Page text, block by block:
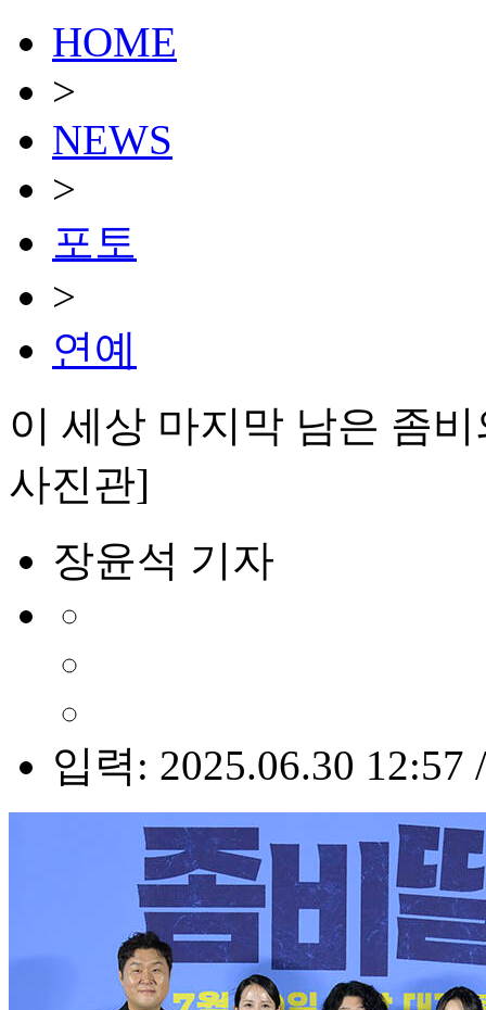
HOME
>
NEWS
>
포토
>
연예
이 세상 마지막 남은 좀
사진관]
장윤석 기자
입력: 2025.06.30 12:57